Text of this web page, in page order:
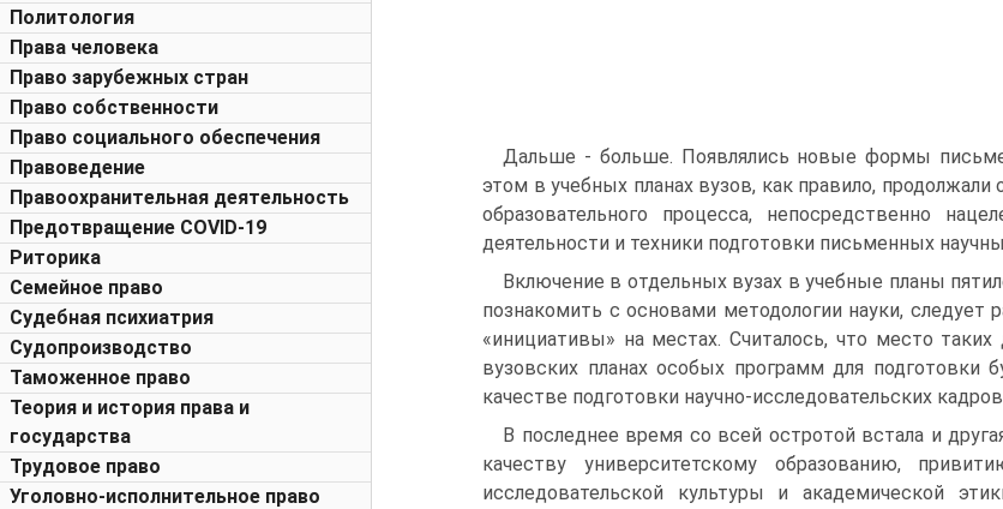
Политология
Права человека
Право зарубежных стран
Право собственности
Право социального обеспечения
Правоведение
Правоохранительная деятельность
Предотвращение COVID-19
Риторика
Семейное право
Судебная психиатрия
Судопроизводство
Таможенное право
Теория и история права и
государства
Трудовое право
Уголовно-исполнительное право
Дальше - больше. Появлялись новые формы
этом в учебных планах вузов, как правило,
образовательного процесса, непосредственно
деятельности и техники подготовки письменных
Включение в отдельных вузах в учебные планы
познакомить с основами методологии науки,
«инициативы» на местах. Считалось, что место
вузовских планах особых программ для подготовки
качестве подготовки научно-исследовательских
В последнее время со всей остротой встала и
качеству университетскому образованию,
исследовательской культуры и академической